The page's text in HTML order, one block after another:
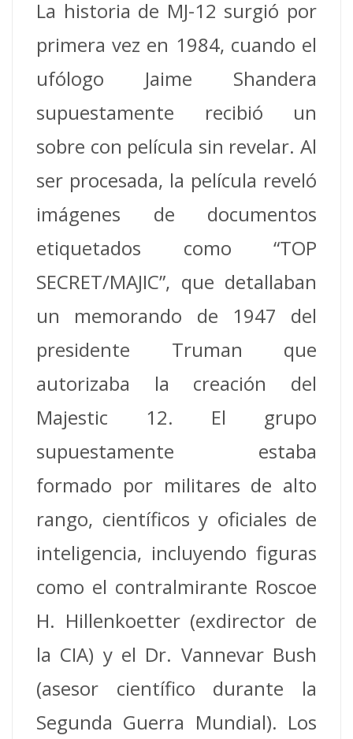
La historia de MJ-12 surgió por
primera vez en 1984, cuando el
ufólogo Jaime Shandera
supuestamente recibió un
sobre con película sin revelar. Al
ser procesada, la película reveló
imágenes de documentos
etiquetados como “TOP
SECRET/MAJIC”, que detallaban
un memorando de 1947 del
presidente Truman que
autorizaba la creación del
Majestic 12. El grupo
supuestamente estaba
formado por militares de alto
rango, científicos y oficiales de
inteligencia, incluyendo figuras
como el contralmirante Roscoe
H. Hillenkoetter (exdirector de
la CIA) y el Dr. Vannevar Bush
(asesor científico durante la
Segunda Guerra Mundial). Los